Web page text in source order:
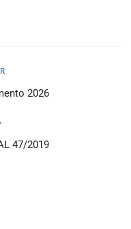
2026
47/2019